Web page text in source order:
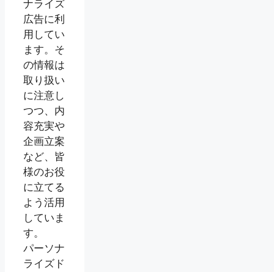
ナライズ
広告に利
用してい
ます。そ
の情報は
取り扱い
に注意し
つつ、内
容充実や
企画立案
など、皆
様のお役
に立てる
よう活用
していま
す。
パーソナ
ライズド